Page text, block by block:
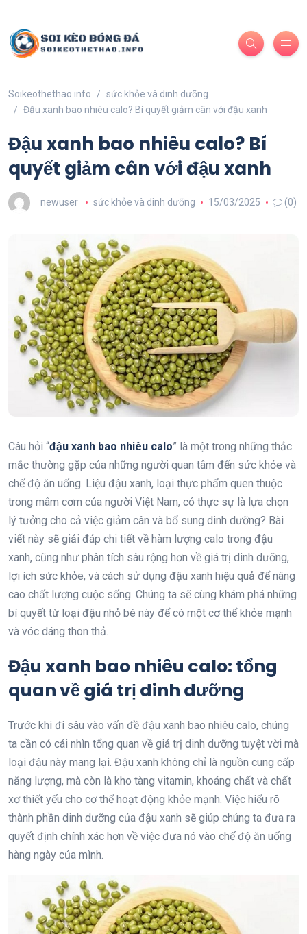
Soikeothethao.info
sức khỏe và dinh dưỡng
Đậu xanh bao nhiêu calo? Bí quyết giảm cân với đậu xanh
Đậu xanh bao nhiêu calo? Bí
quyết giảm cân với đậu xanh
newuser sức khỏe và dinh dưỡng 15/03/2025 (0)
Câu hỏi “đậu xanh bao nhiêu calo” là một trong những thắc
mắc thường gặp của những người quan tâm đến sức khỏe và
chế độ ăn uống. Liệu đậu xanh, loại thực phẩm quen thuộc
trong mâm cơm của người Việt Nam, có thực sự là lựa chọn
lý tưởng cho cả việc giảm cân và bổ sung dinh dưỡng? Bài
viết này sẽ giải đáp chi tiết về hàm lượng calo trong đậu
xanh, cũng như phân tích sâu rộng hơn về giá trị dinh dưỡng,
lợi ích sức khỏe, và cách sử dụng đậu xanh hiệu quả để nâng
cao chất lượng cuộc sống. Chúng ta sẽ cùng khám phá những
bí quyết từ loại đậu nhỏ bé này để có một cơ thể khỏe mạnh
và vóc dáng thon thả.
Đậu xanh bao nhiêu calo: tổng
quan về giá trị dinh dưỡng
Trước khi đi sâu vào vấn đề đậu xanh bao nhiêu calo, chúng
ta cần có cái nhìn tổng quan về giá trị dinh dưỡng tuyệt vời mà
loại đậu này mang lại. Đậu xanh không chỉ là nguồn cung cấp
năng lượng, mà còn là kho tàng vitamin, khoáng chất và chất
xơ thiết yếu cho cơ thể hoạt động khỏe mạnh. Việc hiểu rõ
thành phần dinh dưỡng của đậu xanh sẽ giúp chúng ta đưa ra
quyết định chính xác hơn về việc đưa nó vào chế độ ăn uống
hàng ngày của mình.